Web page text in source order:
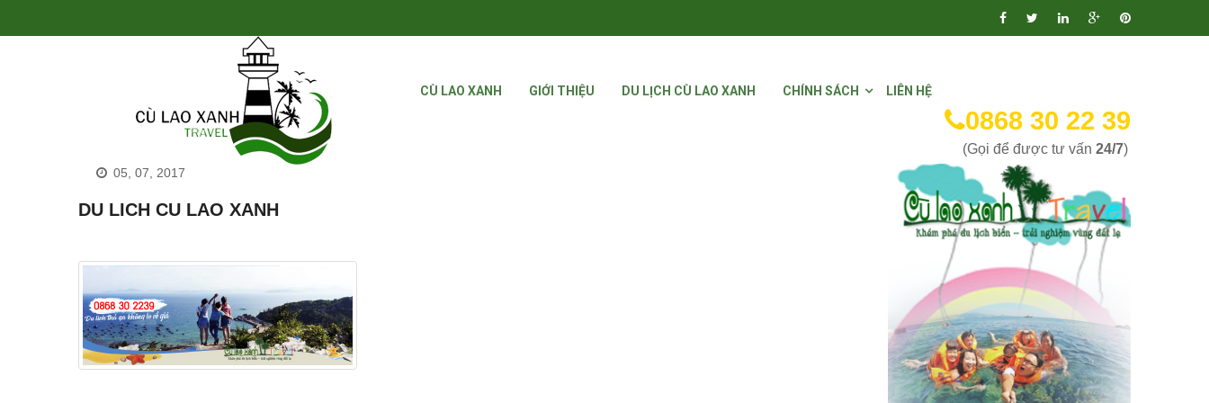
CÙ LAO XANH GIỚI THIỆU DU LỊCH CÙ LAO XANH CHÍNH SÁCH LIÊN HỆ
0868 30 22 39
(Gọi để được tư vấn 24/7)
05, 07, 2017
DU LICH CU LAO XANH